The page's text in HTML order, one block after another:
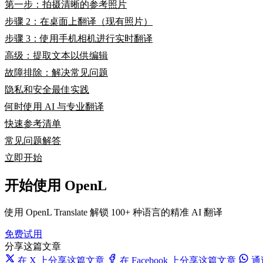
第一步：拍摄清晰的参考照片
步骤 2：在桌面上翻译（现有照片）
步骤 3：使用手机相机进行实时翻译
高级：提取文本以供编辑
故障排除：解决常见问题
隐私和安全最佳实践
何时使用 AI 与专业翻译
快速参考清单
常见问题解答
立即开始
开始使用 OpenL
使用 OpenL Translate 解锁 100+ 种语言的精准 AI 翻译
免费试用
分享这篇文章
在 X 上分享这篇文章
在 Facebook 上分享这篇文章 通